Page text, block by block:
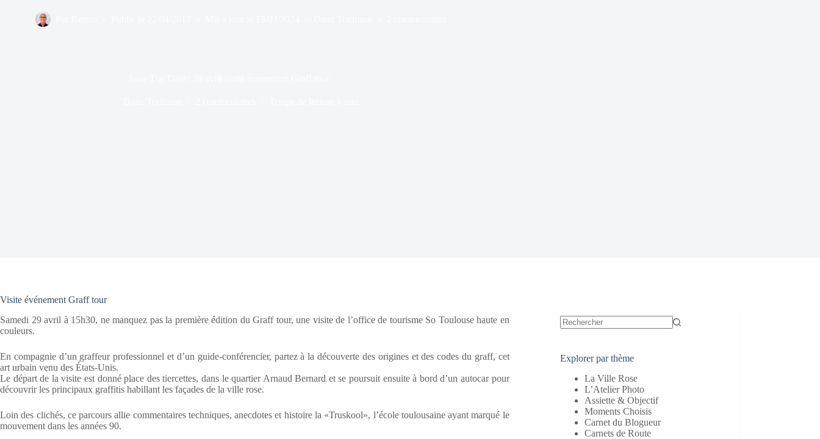
Visite événement Graff tour
Samedi 29 avril à 15h30, ne manquez pas la première édition du Graff tour, une visite de l’office de tourisme So Toulouse haute en
couleurs.
En compagnie d’un graffeur professionnel et d’un guide-conférencier, partez à la découverte des origines et des codes du graff, cet
art urbain venu des États-Unis.
Le départ de la visite est donné place des tiercettes, dans le quartier Arnaud Bernard et se poursuit ensuite à bord d’un autocar pour
découvrir les principaux graffitis habillant les façades de la ville rose.
Loin des clichés, ce parcours allie commentaires techniques, anecdotes et histoire la «Truskool», l’école toulousaine ayant marqué le
mouvement dans les années 90.
Explorer par thème
La Ville Rose
L’Atelier Photo
Assiette & Objectif
Moments Choisis
Carnet du Blogueur
Carnets de Route